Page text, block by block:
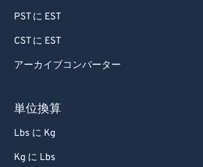
PST に EST
CST に EST
アーカイブコンバーター
単位換算
Lbs に Kg
Kg に Lbs